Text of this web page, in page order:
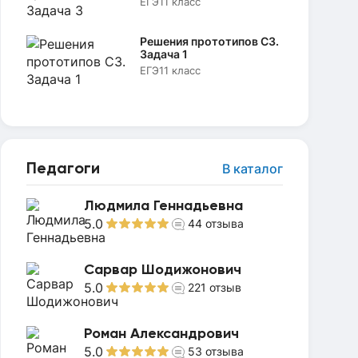
Решения прототипов C3.
Задача 1
ЕГЭ11 класс
Педагоги В каталог
Людмила Геннадьевна
5.0 44 отзыва
Сарвар Шодижонович
5.0 221 отзыв
Роман Александрович
5.0 53 отзыва